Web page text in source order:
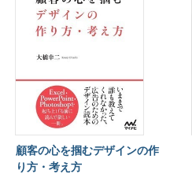
顧客の心を掴むデザインの作
り方・考え方